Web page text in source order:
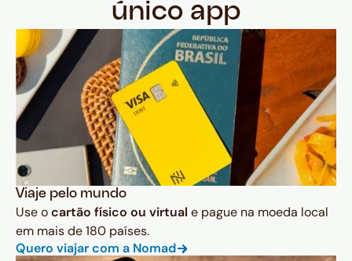
único app
Viaje pelo mundo
Use ocartão físico ou virtual e pague na moeda local
em mais de 180 países.
Quero viajar com a Nomad